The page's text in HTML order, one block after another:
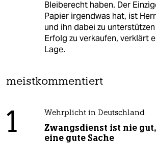
Bleiberecht haben. Der
Papier irgendwas hat, ist
und ihn dabei zu
Erfolg zu verkaufen, verklärt
Lage.
meistkommentiert
1 Wehrplicht in Deutschland
Zwangsdienst ist nie
eine gute Sache